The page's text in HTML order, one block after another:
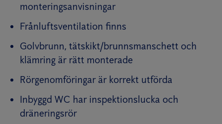
monteringsanvisningar
Frånluftsventilation finns
Golvbrunn, tätskikt/brunnsmanschett och
klämring är rätt monterade
Rörgenomföringar är korrekt utförda
Inbyggd WC har inspektionslucka och
dräneringsrör